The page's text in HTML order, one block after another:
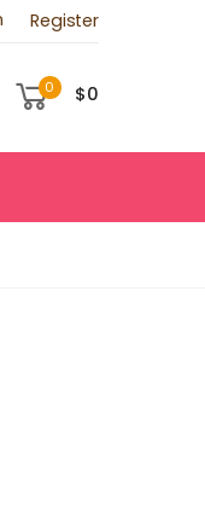
Register
0 $0